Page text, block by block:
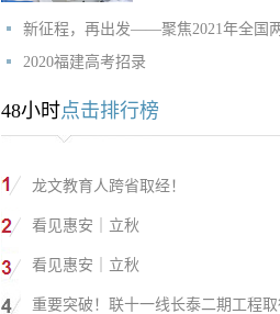
新征程，再出发——聚焦2021年全国
2020福建高考招录
48小时点击排行榜
龙文教育人跨省取经！
看见惠安｜立秋
看见惠安｜立秋
重要突破！联十一线长泰二期工程